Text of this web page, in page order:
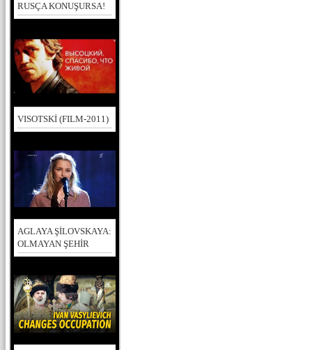
RUSÇA KONUŞURSA!
VISOTSKİ (FILM-2011)
AGLAYA ŞİLOVSKAYA:
OLMAYAN ŞEHİR